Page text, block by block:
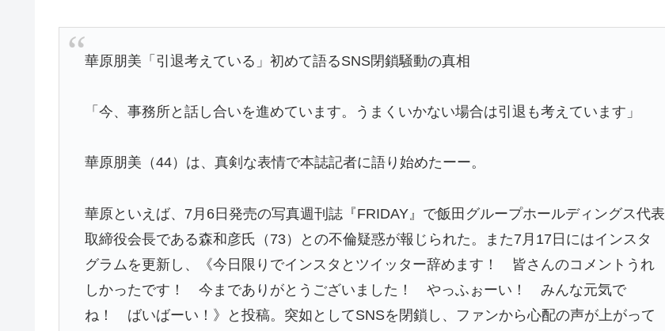
華原朋美「引退考えている」初めて語るSNS閉鎖騒動の真相
「今、事務所と話し合いを進めています。うまくいかない場合は引退も考えています」
華原朋美（44）は、真剣な表情で本誌記者に語り始めたーー。
華原といえば、7月6日発売の写真週刊誌『FRIDAY』で飯田グループホールディングス代表
取締役会長である森和彦氏（73）との不倫疑惑が報じられた。また7月17日にはインスタ
グラムを更新し、《今日限りでインスタとツイッター辞めます！ 皆さんのコメントうれ
しかったです！ 今までありがとうございました！ やっふぉーい！ みんな元気で
ね！ ばいばーい！》と投稿。突如としてSNSを閉鎖し、ファンから心配の声が上がって